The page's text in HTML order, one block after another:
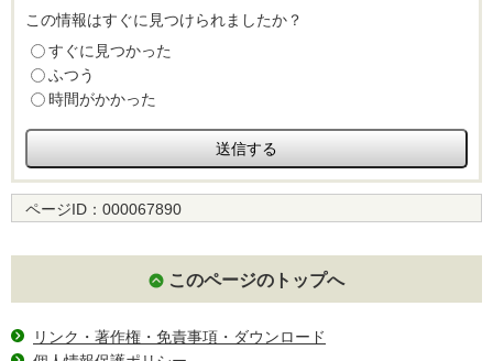
この情報はすぐに見つけられましたか？
すぐに見つかった
ふつう
時間がかかった
ページID： 000067890
このページのトップへ
リンク・著作権・免責事項・ダウンロード